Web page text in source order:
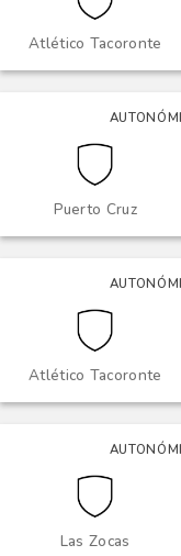
Atlético Tacoronte
Puerto Cruz
Atlético Tacoronte
Las Zocas